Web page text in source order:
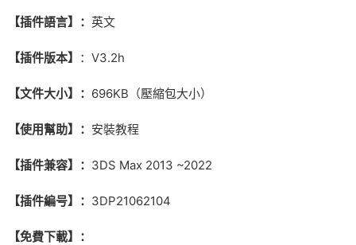
【插件語言】： 英文
【插件版本】 ：V3.2h
【文件大小】： 696KB（壓縮包大小）
【使用幫助】： 安裝教程
【插件兼容】： 3DS Max 2013 ~2022
【插件編号】： 3DP21062104
【免費下載】：